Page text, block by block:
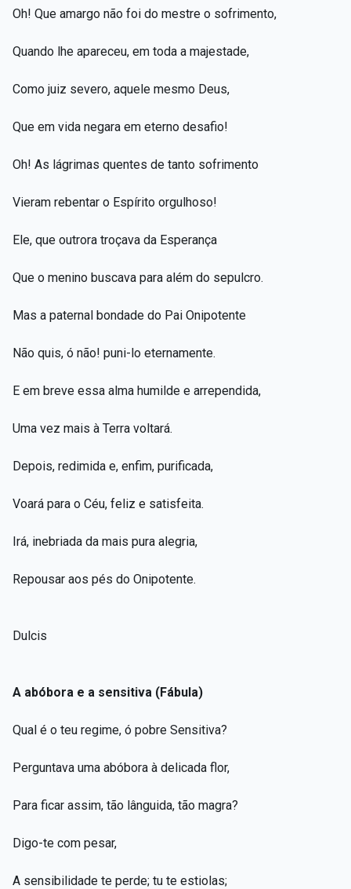
Oh! Que amargo não foi do mestre o sofrimento,
Quando lhe apareceu, em toda a majestade,
Como juiz severo, aquele mesmo Deus,
Que em vida negara em eterno desafio!
Oh! As lágrimas quentes de tanto sofrimento
Vieram rebentar o Espírito orgulhoso!
Ele, que outrora troçava da Esperança
Que o menino buscava para além do sepulcro.
Mas a paternal bondade do Pai Onipotente
Não quis, ó não! puni-lo eternamente.
E em breve essa alma humilde e arrependida,
Uma vez mais à Terra voltará.
Depois, redimida e, enfim, purificada,
Voará para o Céu, feliz e satisfeita.
Irá, inebriada da mais pura alegria,
Repousar aos pés do Onipotente.
Dulcis
A abóbora e a sensitiva (Fábula)
Qual é o teu regime, ó pobre Sensitiva?
Perguntava uma abóbora à delicada flor,
Para ficar assim, tão lânguida, tão magra?
Digo-te com pesar,
A sensibilidade te perde; tu te estiolas;